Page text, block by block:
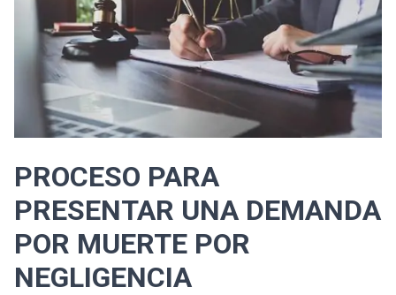
PROCESO PARA
PRESENTAR UNA DEMANDA
POR MUERTE POR
NEGLIGENCIA